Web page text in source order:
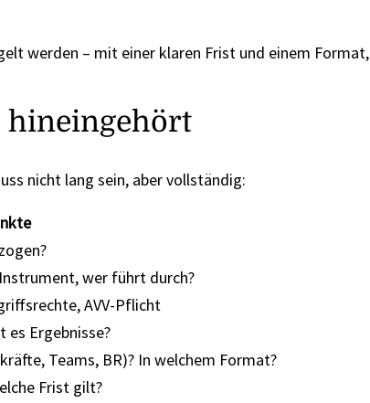
werden – mit einer klaren Frist und einem Format,
hineingehört
nicht lang sein, aber vollständig:
wer führt durch?
AVV-Pflicht
Ergebnisse?
Teams, BR)? In welchem Format?
Frist gilt?